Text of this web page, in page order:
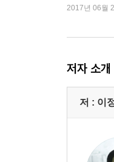
2017년 06월
저자 소개
저 : 이